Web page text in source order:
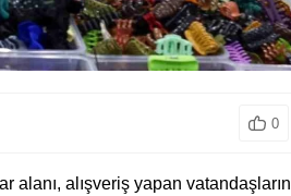
0
alanı, alışveriş yapan vatandaşların